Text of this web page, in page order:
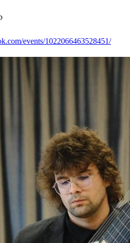
events/1022066463528451/